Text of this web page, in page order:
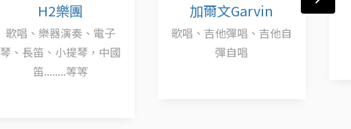
H2樂團
歌唱、樂器演奏、電子
琴、長笛、小提琴，中國
笛........等等
加爾文Garvin
歌唱、吉他彈唱、吉他自
彈自唱